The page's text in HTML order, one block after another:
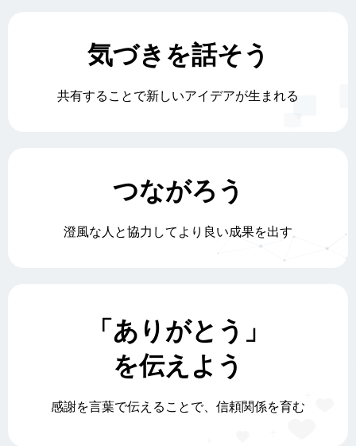
気づきを話そう
共有することで新しいアイデアが生まれる
つながろう
澄風な人と協力してより良い成果を出す
「ありがとう」
を伝えよう
感謝を言葉で伝えることで、信頼関係を育む